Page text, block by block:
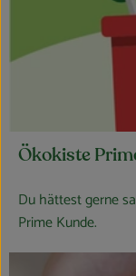
Ökokiste
Du hättest gerne
Prime Kunde.